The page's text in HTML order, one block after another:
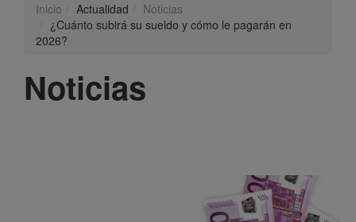
Inicio Actualidad
Noticias
¿Cuánto subirá su sueldo y cómo le pagarán en
2026?
Noticias